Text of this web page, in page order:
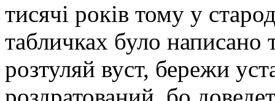
тисячі років тому у
табличках було написано
розтуляй вуст, бережи